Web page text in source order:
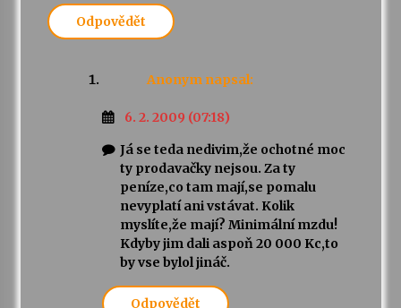
Odpovědět
Anonym napsal:
6. 2. 2009 (07:18)
Já se teda nedivim,že ochotné moc
ty prodavačky nejsou. Za ty
peníze,co tam mají,se pomalu
nevyplatí ani vstávat. Kolik
myslíte,že mají? Minimální mzdu!
Kdyby jim dali aspoň 20 000 Kc,to
by vse bylol jináč.
Odpovědět